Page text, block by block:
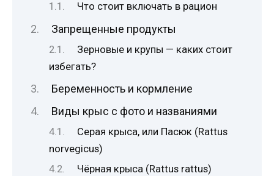
Что стоит включать в рацион
Запрещенные продукты
Зерновые и крупы — каких стоит
избегать?
Беременность и кормление
Виды крыс с фото и названиями
Серая крыса, или Пасюк (Rattus
norvegicus)
Чёрная крыса (Rattus rattus)